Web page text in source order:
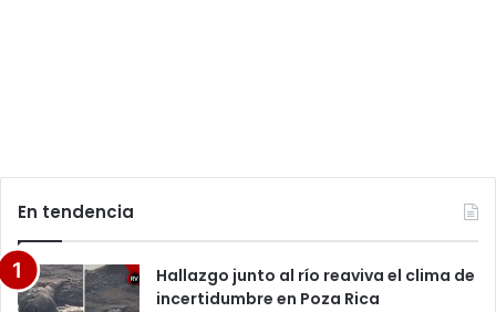
En tendencia
Hallazgo junto al río reaviva el clima de
incertidumbre en Poza Rica